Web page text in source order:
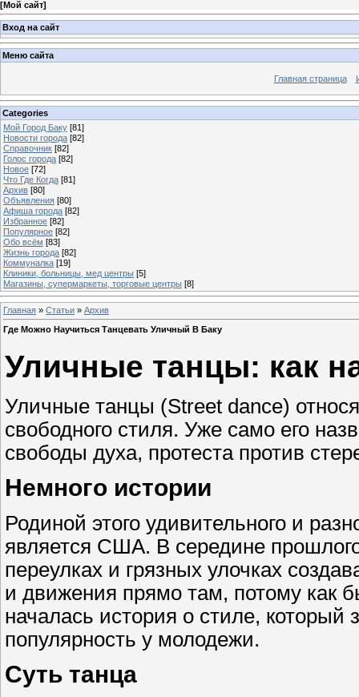
[Мой сайт]
Вход на сайт
Меню сайта
Главная страница
Categories
Мой Город Баку [81]
Новости города [82]
Справочник [82]
Голос города [82]
Новое [72]
Что Где Когда [81]
Архив [80]
Объявления [80]
Афиша города [82]
Избранное [82]
Популярное [82]
Обо всём [83]
Жизнь города [82]
Коммуналка [19]
Клиники, больницы, мед центры [5]
Магазины, супермаркеты, торговые центры [8]
Главная » Статьи » Архив
Где Можно Научиться Танцевать Уличный В Баку
Уличные танцы: как
Уличные танцы (Street dance)
свободного стиля. Уже само его
свободы духа, протеста против
Немного истории
Родиной этого удивительного и
является США. В середине
переулках и грязных улочках
и движения прямо там, потому как
началась история о стиле, который
популярность у молодежи.
Суть танца